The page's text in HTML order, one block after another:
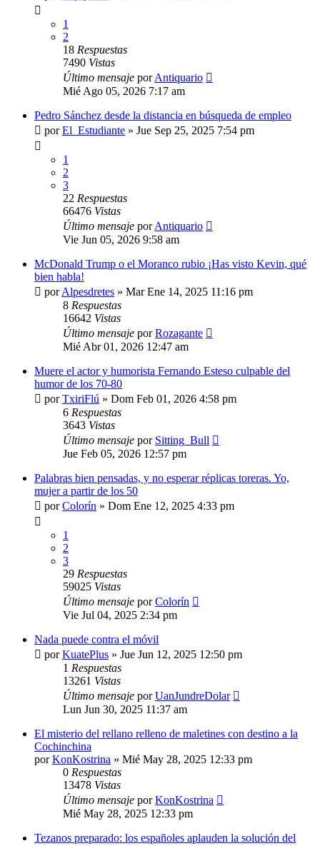
1
2
18 Respuestas
7490 Vistas
Último mensaje porAntiquario
Mié Ago 05, 2026 7:17 am
Pedro Sánchez desde la distancia en búsqueda de empleo
porEl_Estudiante » Jue Sep 25, 2025 7:54 pm
1
2
3
22 Respuestas
66476 Vistas
Último mensaje porAntiquario
Vie Jun 05, 2026 9:58 am
McDonald Trump o el Moranco rubio ¡Has visto Kevin, qué
bien habla!
porAlpesdretes » Mar Ene 14, 2025 11:16 pm
8 Respuestas
16642 Vistas
Último mensaje porRozagante
Mié Abr 01, 2026 12:47 am
Muere el actor y humorista Fernando Esteso culpable del
humor de los 70-80
porTxiriFlú » Dom Feb 01, 2026 4:58 pm
6 Respuestas
3643 Vistas
Último mensaje por Sitting_Bull
Jue Feb 05, 2026 12:57 pm
Palabras bien pensadas, y no esperar réplicas toreras. Yo,
mujer a partir de los 50
porColorín » Dom Ene 12, 2025 4:33 pm
1
2
3
29 Respuestas
59025 Vistas
Último mensaje porColorín
Vie Jul 04, 2025 2:34 pm
Nada puede contra el móvil
porKuatePlus » Jue Jun 12, 2025 12:50 pm
1 Respuestas
13261 Vistas
Último mensaje porUanJundreDolar
Lun Jun 30, 2025 11:37 am
El misterio del rellano relleno de maletines con destino a la
Cochinchina
porKonKostrina » Mié May 28, 2025 12:33 pm
0 Respuestas
13478 Vistas
Último mensaje porKonKostrina
Mié May 28, 2025 12:33 pm
Tezanos preparado: los españoles aplauden la solución del